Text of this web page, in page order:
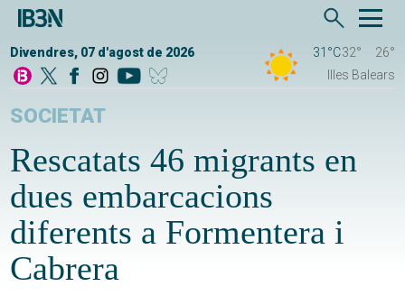
Divendres, 07 d'agost de 2026 31°C32°
26°
Illes Balears
SOCIETAT
Rescatats 46 migrants en
dues embarcacions
diferents a Formentera i
Cabrera